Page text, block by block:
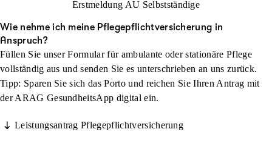
Erstmeldung AU Selbstständige
Wie nehme ich meine Pflegepflichtversicherung in
Anspruch?
Füllen Sie unser Formular für ambulante oder stationäre Pflege
vollständig aus und senden Sie es unterschrieben an uns zurück.
Tipp: Sparen Sie sich das Porto und reichen Sie Ihren Antrag mit
der ARAG GesundheitsApp digital ein.
Leistungsantrag Pflegepflichtversicherung